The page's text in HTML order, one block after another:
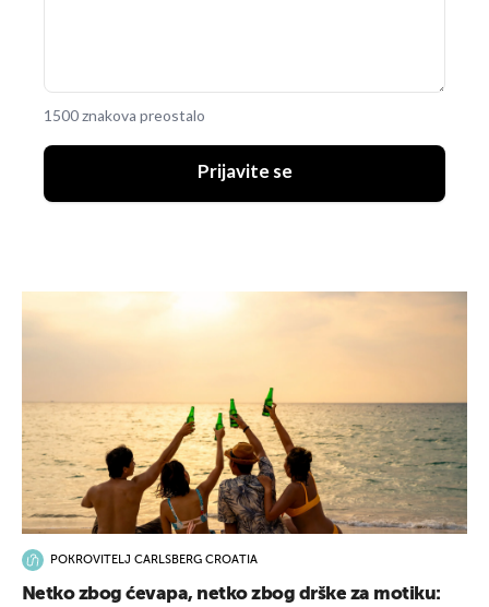
1500 znakova preostalo
Prijavite se
POKROVITELJ CARLSBERG CROATIA
Netko zbog ćevapa, netko zbog drške za motiku: